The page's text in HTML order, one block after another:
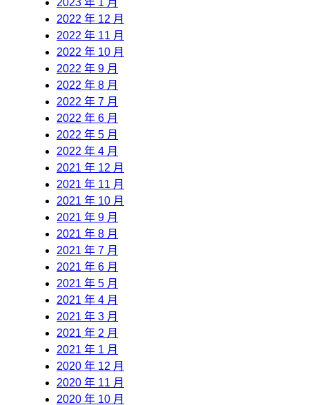
2022 年 12 月
2022 年 11 月
2022 年 10 月
2022 年 9 月
2022 年 8 月
2022 年 7 月
2022 年 6 月
2022 年 5 月
2022 年 4 月
2021 年 12 月
2021 年 11 月
2021 年 10 月
2021 年 9 月
2021 年 8 月
2021 年 7 月
2021 年 6 月
2021 年 5 月
2021 年 4 月
2021 年 3 月
2021 年 2 月
2021 年 1 月
2020 年 12 月
2020 年 11 月
2020 年 10 月